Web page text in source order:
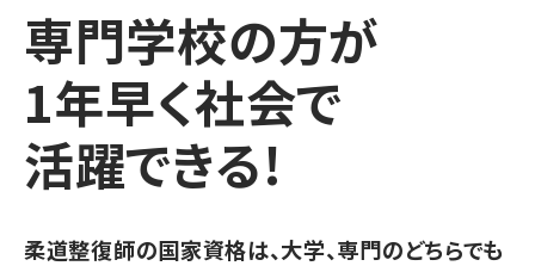
専門学校の方が
1年早く社会で
活躍できる!
柔道整復師の国家資格は、大学、専門のどちらでも